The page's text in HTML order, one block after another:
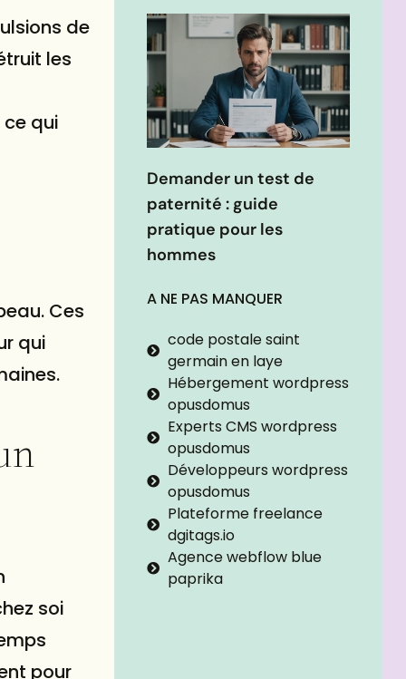
de
les
ce qui
Ces
qui
soi
pour
Demander un test de
paternité : guide
pratique pour les
hommes
A NE PAS MANQUER
code postale saint
germain en laye
Hébergement wordpress
opusdomus
Experts CMS wordpress
opusdomus
Développeurs wordpress
opusdomus
Plateforme freelance
dgitags.io
Agence webflow blue
paprika